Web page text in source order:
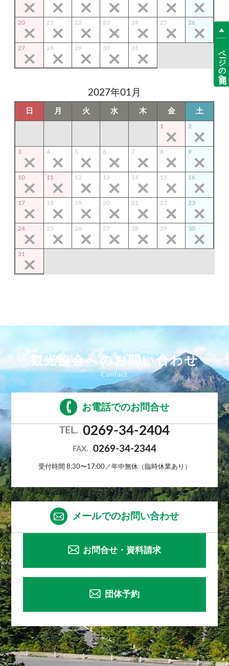
20 21 22 23 24 25 26
27 28 29 30 31
2027年01月
日 月 火 水 木 金 土
1 2
3 4 5 6 7 8 9
10 11 12 13 14 15 16
17 18 19 20 21 22 23
24 25 26 27 28 29 30
31
観光協会へのお問い合わせ
お電話でのお問合せ
TEL. 0269-34-2404
FAX. 0269-34-2344
受付時間 8:30〜17:00／年中無休（臨時休業あり）
メールでのお問い合わせ
お問合せ・資料請求
団体予約
ページの先頭へ